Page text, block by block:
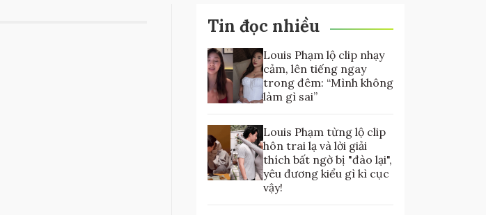
Tin đọc nhiều
Louis Phạm lộ clip nhạy
cảm, lên tiếng ngay
trong đêm: “Mình không
làm gì sai”
Louis Phạm từng lộ clip
hôn trai lạ và lời giải
thích bất ngờ bị "đào lại",
yêu đương kiểu gì kì cục
vậy!